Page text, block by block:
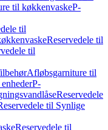
til køkkenvaskeP-
til
Reservedele til
til
Afløbsgarniture til
P-
Reservedele
til Synlige
Reservedele til